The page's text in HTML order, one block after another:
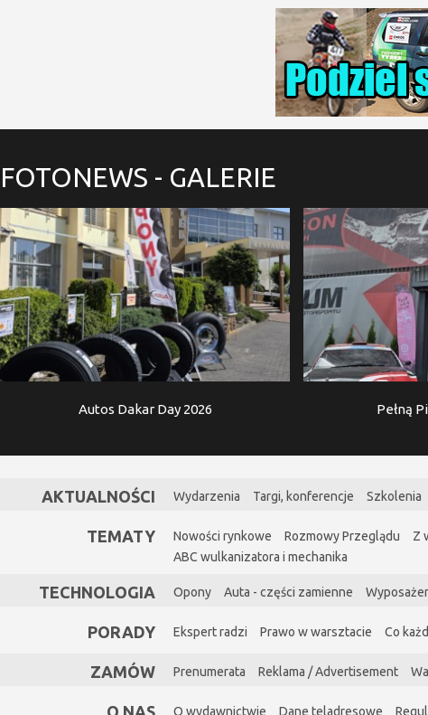
FOTONEWS - GALERIE
Autos Dakar Day 2026 Pełną
AKTUALNOŚCI Wydarzenia Targi, konferencje Szkolenia
TEMATY Nowości rynkowe Rozmowy Przeglądu Z
ABC wulkanizatora i mechanika
TECHNOLOGIA Opony Auta - części zamienne
PORADY Ekspert radzi Prawo w warsztacie Co
ZAMÓW Prenumerata Reklama / Advertisement
O NAS O wydawnictwie Dane teladresowe